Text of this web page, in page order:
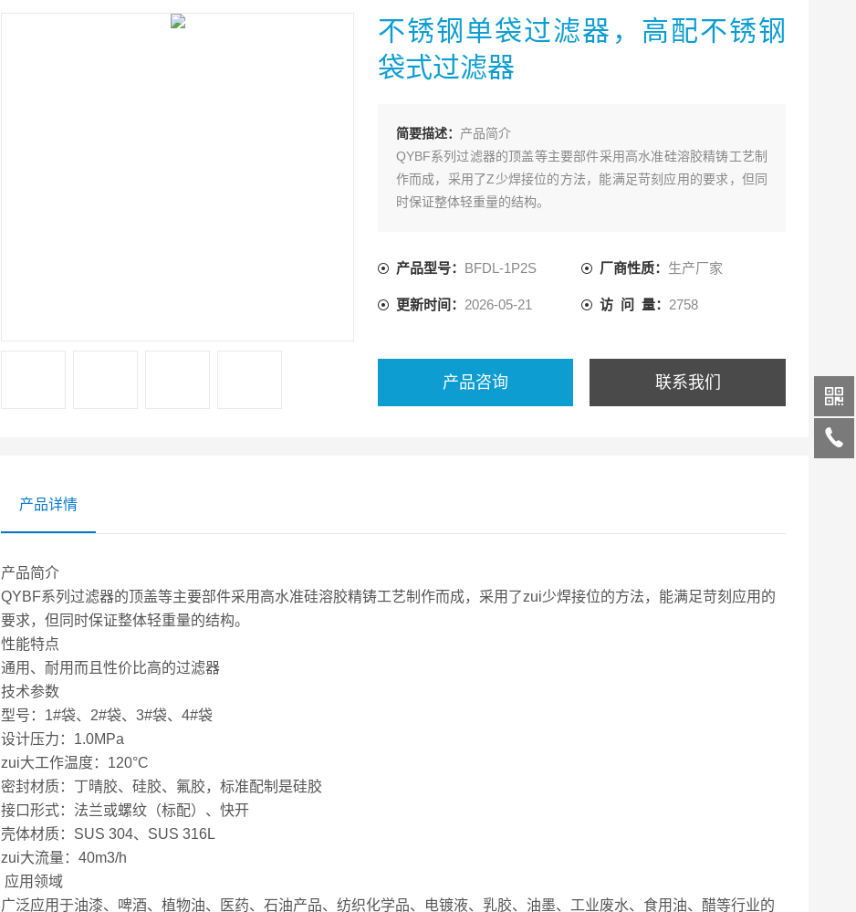
不锈钢单袋过滤器，高配不锈钢
袋式过滤器
简要描述： 产品简介
QYBF系列过滤器的顶盖等主要部件采用高水准硅溶胶精铸工艺制
作而成，采用了Z少焊接位的方法，能满足苛刻应用的要求，但同
时保证整体轻重量的结构。
况环境应用。
产品型号： BFDL-1P2S 厂商性质： 生产厂家
更新时间： 2026-05-21 访 问 量： 2758
产品咨询 联系我们
产品详情
产品简介
QYBF系列过滤器的顶盖等主要部件采用高水准硅溶胶精铸工艺制作而成，采用了zui少焊接位的方法，能满足苛刻应用的
要求，但同时保证整体轻重量的结构。
性能特点
通用、耐用而且性价比高的过滤器
技术参数
型号：1#袋、2#袋、3#袋、4#袋
设计压力：1.0MPa
zui大工作温度：120°C
密封材质：丁晴胶、硅胶、氟胶，标准配制是硅胶
接口形式：法兰或螺纹（标配）、快开
壳体材质：SUS 304、SUS 316L
zui大流量：40m3/h
应用领域
广泛应用于油漆、啤酒、植物油、医药、石油产品、纺织化学品、电镀液、乳胶、油墨、工业废水、食用油、醋等行业的